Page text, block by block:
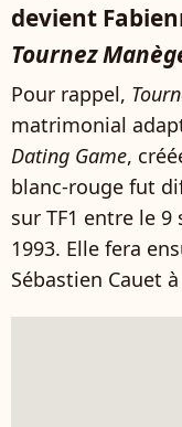
devient
Tournez
Pour rappel,
matrimonial
Dating Game,
blanc-rouge fut
sur TF1 entre le
1993. Elle fera
Sébastien Cauet